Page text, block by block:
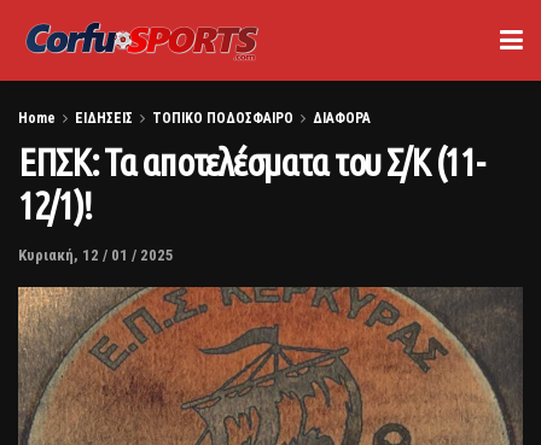
Home ΕΙΔΗΣΕΙΣ ΤΟΠΙΚΟ ΠΟΔΟΣΦΑΙΡΟ ΔΙΑΦΟΡΑ
ΕΠΣΚ: Τα αποτελέσματα του Σ/Κ (11-
12/1)!
Κυριακή, 12 / 01 / 2025